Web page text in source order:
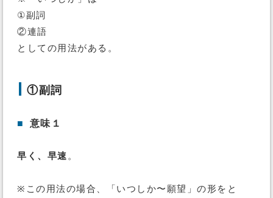
①副詞
②連語
としての用法がある。
①副詞
■ 意味１
早く、早速 。
※この用法の場合、「いつしか〜願望」の形をと